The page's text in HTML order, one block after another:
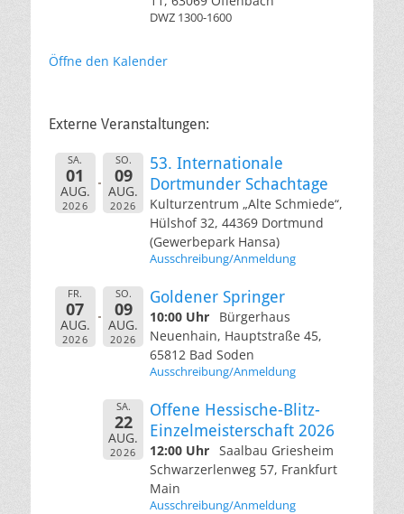
DWZ 1300-1600
Öffne den Kalender
Externe Veranstaltungen:
SA.
01
AUG.
2026
SO.
09
AUG.
2026
53. Internationale
Dortmunder Schachtage
Kulturzentrum „Alte Schmiede“,
Hülshof 32, 44369 Dortmund
(Gewerbepark Hansa)
Ausschreibung/Anmeldung
FR.
07
AUG.
2026
SO.
09
AUG.
2026
Goldener Springer
10:00 Uhr
Bürgerhaus
Neuenhain, Hauptstraße 45,
65812 Bad Soden
Ausschreibung/Anmeldung
SA.
22
AUG.
2026
Offene Hessische-Blitz-
Einzelmeisterschaft 2026
12:00 Uhr Saalbau Griesheim
Schwarzerlenweg 57, Frankfurt
Main
Ausschreibung/Anmeldung